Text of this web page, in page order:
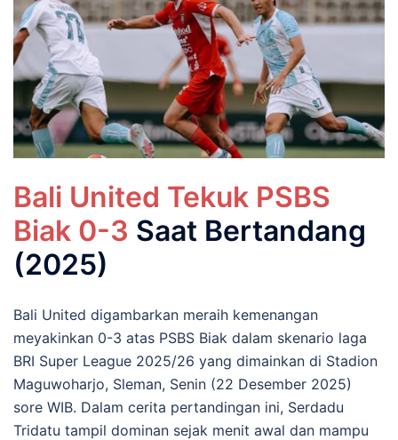
Bali United Tekuk PSBS
Biak 0-3 Saat Bertandang
(2025)
Bali United digambarkan meraih kemenangan
meyakinkan 0-3 atas PSBS Biak dalam skenario laga
BRI Super League 2025/26 yang dimainkan di Stadion
Maguwoharjo, Sleman, Senin (22 Desember 2025)
sore WIB. Dalam cerita pertandingan ini, Serdadu
Tridatu tampil dominan sejak menit awal dan mampu